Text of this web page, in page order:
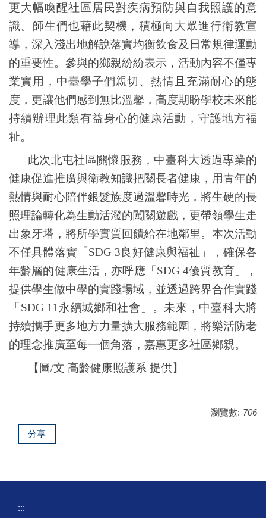
更大幅喚醒社區居民對疾病預防與自我照護的意
識。師生們也藉此契機，積極向大眾進行衛教宣
導，深入淺出地解說落實均衡飲食及日常規律運動
的重要性。參與的鄉親紛紛表示，活動內容不僅專
業實用，中臺學子們親切、熱情且充滿耐心的態
度，更讓他們感到無比溫馨，高度期盼學校未來能
持續辦理此類有益身心的健康活動，守護地方福
祉。
此次北屯社區關懷服務，中臺科大透過專業的
健康促進推廣與衛教知識把關長者健康，用青年的
熱情與耐心陪伴銀髮族度過溫馨時光，將生硬的長
照理論轉化為生動活潑的闖關遊戲，更帶領學生走
出象牙塔，將所學實質回饋給在地鄰里。本次活動
不僅具體落實「 SDG 3良好健康與福祉」，確保各
年齡層的健康生活，亦呼應「 SDG 4優質教育」，
提供學生做中學的實踐場域，並透過跨界合作實踐
「 SDG 11 永續城鄉和社會」。未來，中臺科大將
持續攜手更多地方力量擴大服務範圍，將樂活防老
的理念推廣至每一個角落，嘉惠更多社區鄉親。
【圖/文 高齡健康照護系 提供】
瀏覽數: 706
分享
:::